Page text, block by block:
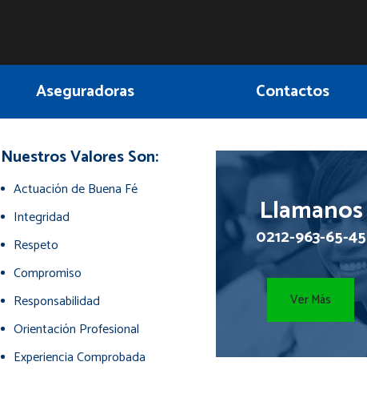
Aseguradoras Contactos
Nuestros Valores Son:
Actuación de Buena Fé
Integridad
Respeto
Compromiso
Responsabilidad
Orientación Profesional
Experiencia Comprobada
Llamanos
0212-963-65-45
Ver Más